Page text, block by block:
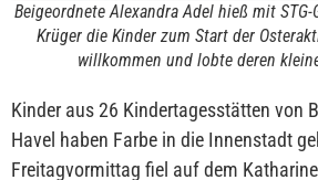
Beigeordnete Alexandra Adel hieß mit
Krüger die Kinder zum Start der
willkommen und lobte deren
Kinder aus 26 Kindertagesstätten von
Havel haben Farbe in die Innenstadt
Freitagvormittag fiel auf dem